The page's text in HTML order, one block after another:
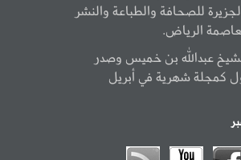
للصحافة والطباعة والنشر
الرياض.
عبدالله بن خميس وصدر
كمجلة شهرية في أبريل